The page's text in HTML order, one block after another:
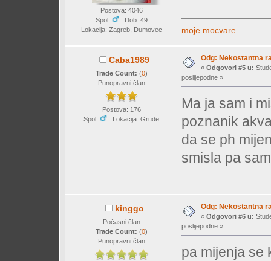
Postova: 4046
Spol:
Dob: 49
Lokacija: Zagreb, Dumovec
moje mocvare
Caba1989
Trade Count: (0)
Punopravni član
Postova: 176
Spol:
Lokacija: Grude
Odg: Nekostantna
« Odgovori #5 u:
poslijepodne »
Ma ja sam i
poznanik
da se ph
smisla pa
kinggo
Počasni član
Trade Count: (0)
Punopravni član
Odg: Nekostantna
« Odgovori #6 u:
poslijepodne »
pa mijenja se